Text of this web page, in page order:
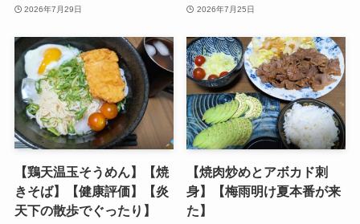
2026年7月29日 2026年7月25日
【鶏天温玉そうめん】【焼
きそば】【健康評価】【炎
天下の散歩でぐったり】
【焼肉炒めとアボカド刺
身】【梅雨明け夏本番が来
た】